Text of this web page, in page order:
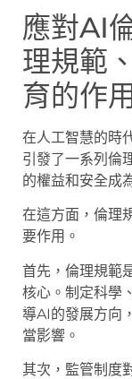
應對AI
理規範
育的作
在人工智慧的時
引發了一系列倫
的權益和安全成
在這方面，倫理
要作用。
首先，倫理規範
核心。制定科學
導AI的發展方向
當影響。
其次，監管制度